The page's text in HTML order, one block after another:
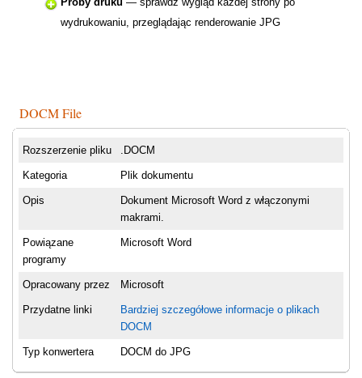
wydrukowaniu, przeglądając renderowanie JPG
DOCM File
Rozszerzenie pliku .DOCM
Kategoria Plik dokumentu
Opis
Dokument Microsoft Word z włączonymi
makrami.
Powiązane
programy
Microsoft Word
Opracowany przez Microsoft
Przydatne linki
Bardziej szczegółowe informacje o plikach
DOCM
Typ konwertera DOCM do JPG